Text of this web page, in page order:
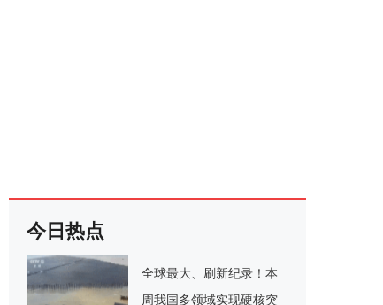
今日热点
全球最大、刷新纪录！本
周我国多领域实现硬核突